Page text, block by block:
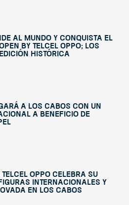
al mundo y conquista el
by Telcel OPPO; Los
histórica
a Los Cabos con un
a beneficio de
Telcel Oppo celebra su
internacionales y
en Los Cabos